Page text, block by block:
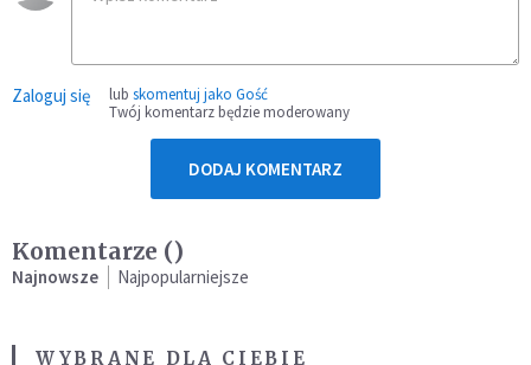
Zaloguj się lub skomentuj jako Gość
Twój komentarz będzie moderowany
DODAJ KOMENTARZ
Komentarze ()
Najnowsze Najpopularniejsze
WYBRANE DLA CIEBIE